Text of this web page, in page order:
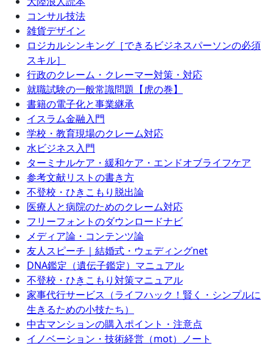
コンサル技法
雑貨デザイン
ロジカルシンキング［できるビジネスパーソンの必須
スキル］
行政のクレーム・クレーマー対策・対応
就職試験の一般常識問題【虎の巻】
書籍の電子化と事業継承
イスラム金融入門
学校・教育現場のクレーム対応
水ビジネス入門
ターミナルケア・緩和ケア・エンドオブライフケア
参考文献リストの書き方
不登校・ひきこもり脱出論
医療人と病院のためのクレーム対応
フリーフォントのダウンロードナビ
メディア論・コンテンツ論
友人スピーチ｜結婚式・ウェディングnet
DNA鑑定（遺伝子鑑定）マニュアル
不登校・ひきこもり対策マニュアル
家事代行サービス（ライフハック！賢く・シンプルに
生きるための小技たち）
中古マンションの購入ポイント・注意点
イノベーション・技術経営（mot）ノート